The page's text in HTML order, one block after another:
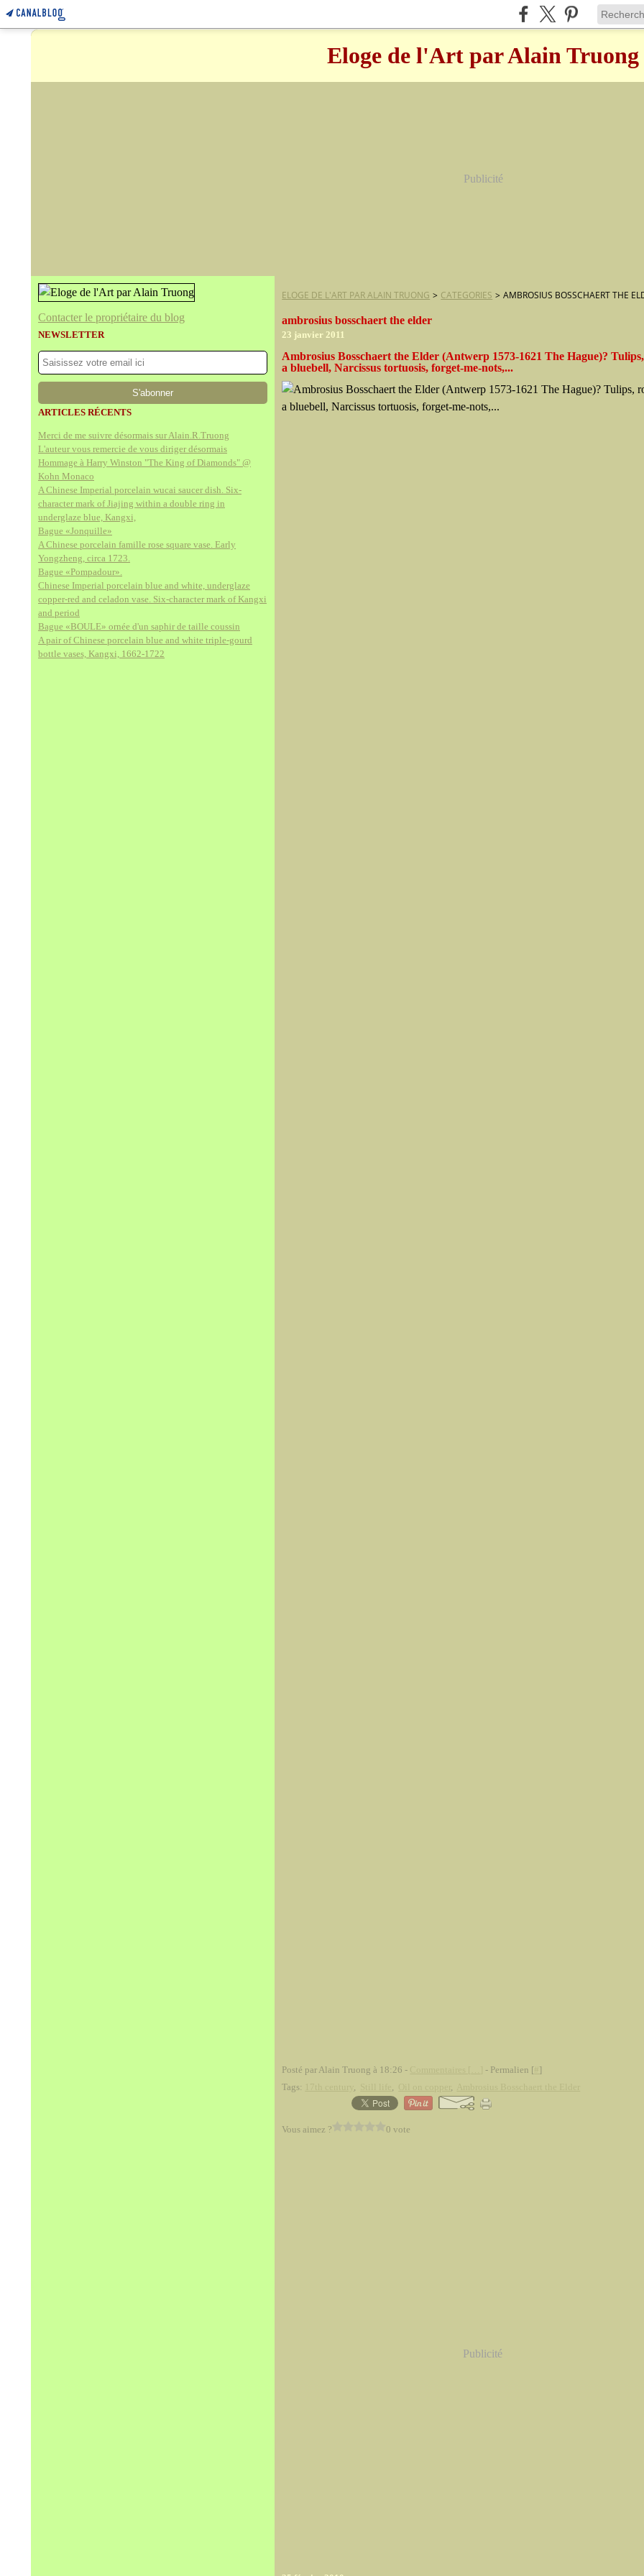
Eloge de l'Art par Alain Truong
Publicité
Contacter le propriétaire du blog
NEWSLETTER
ARTICLES RÉCENTS
Merci de me suivre désormais sur Alain.R.Truong
L'auteur vous remercie de vous diriger désormais
Hommage à Harry Winston "The King of Diamonds" @
Kohn Monaco
A Chinese Imperial porcelain wucai saucer dish. Six-
character mark of Jiajing within a double ring in
underglaze blue, Kangxi,
Bague «Jonquille»
A Chinese porcelain famille rose square vase. Early
Yongzheng, circa 1723.
Bague «Pompadour».
Chinese Imperial porcelain blue and white, underglaze
copper-red and celadon vase. Six-character mark of Kangxi
and period
Bague «BOULE» ornée d'un saphir de taille coussin
A pair of Chinese porcelain blue and white triple-gourd
bottle vases, Kangxi, 1662-1722
ELOGE DE L'ART PAR ALAIN TRUONG > CATEGORIES > AMBROSIUS BOSSCHAERT THE
ambrosius bosschaert the elder
23 janvier 2011
Ambrosius Bosschaert the Elder (Antwerp 1573-1621 The Hague)?
a bluebell, Narcissus tortuosis, forget-me-nots,...
Posté par Alain Truong à 18:26 - - Permalien [ ]
Tags:
, , ,
Vous aimez ? 0 vote
Publicité